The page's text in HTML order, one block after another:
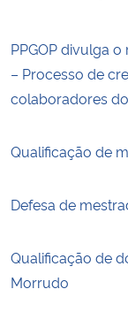
PPGOP divulga
– Processo de
colaboradores
Qualificação de
Defesa de
Qualificação de
Morrudo